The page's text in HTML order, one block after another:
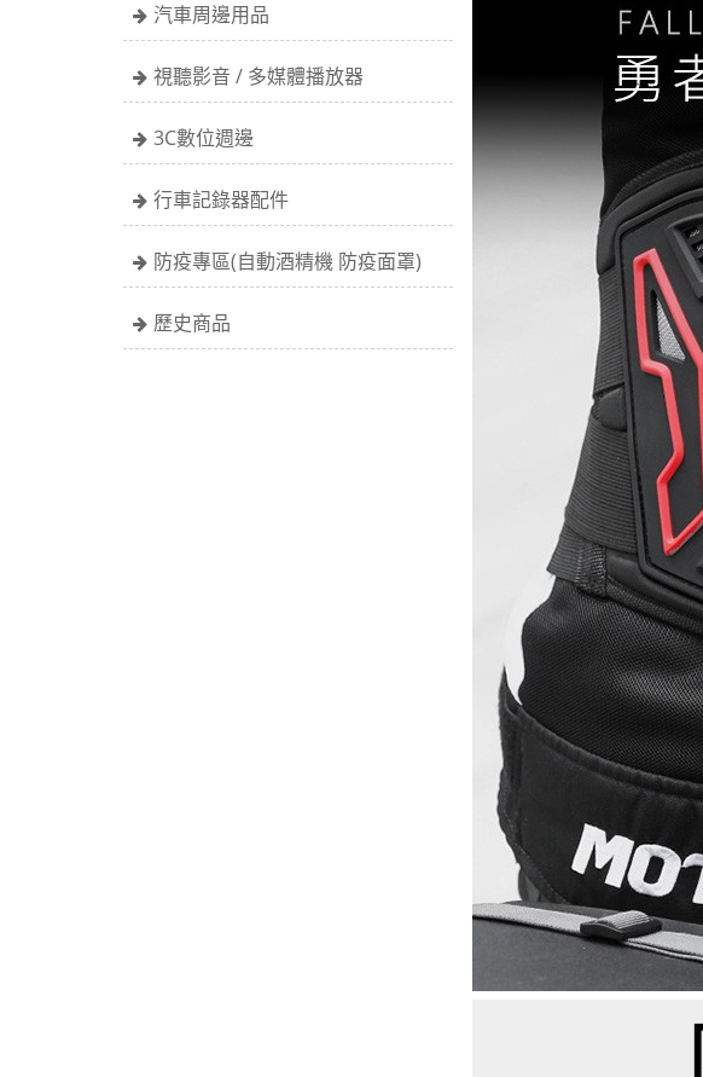
汽車周邊用品
視聽影音 / 多媒體播放器
3C數位週邊
行車記錄器配件
防疫專區(自動酒精機 防疫面罩)
歷史商品